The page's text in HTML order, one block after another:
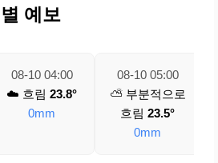
예보
08-10 04:00
☁️ 흐림 23.8°
0mm
08-10 05:00
⛅ 부분적으로
흐림 23.5°
0mm